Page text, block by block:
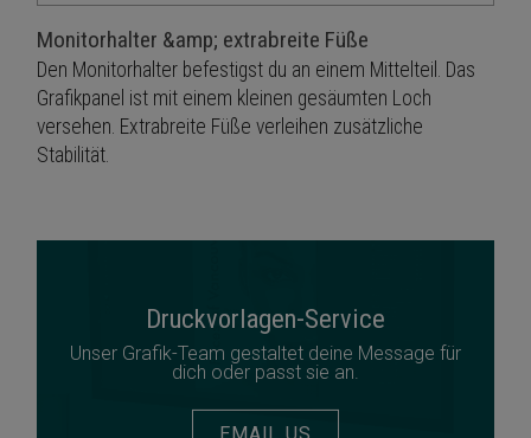
Monitorhalter &amp; extrabreite Füße
Den Monitorhalter befestigst du an einem Mittelteil. Das
Grafikpanel ist mit einem kleinen gesäumten Loch
versehen. Extrabreite Füße verleihen zusätzliche
Stabilität.
Druckvorlagen-Service
Unser Grafik-Team gestaltet deine Message für
dich oder passt sie an.